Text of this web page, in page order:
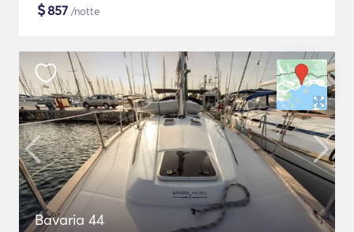
$857 /notte
Bavaria 44